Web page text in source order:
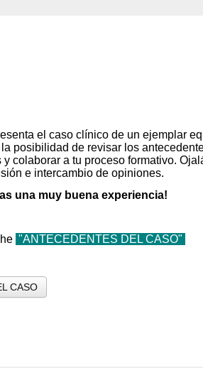
el caso clínico de un ejemplar
posibilidad de revisar los
colaborar a tu proceso formativo.
e intercambio de opiniones.
una muy buena experiencia!
"ANTECEDENTES DEL CASO"
CASO